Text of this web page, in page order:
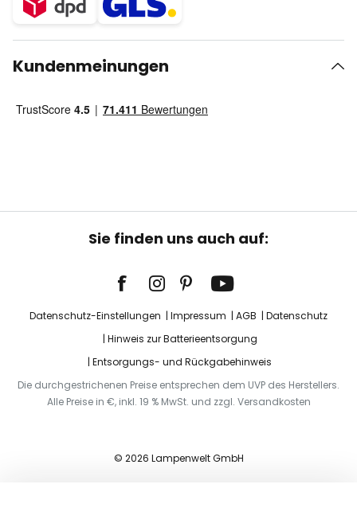
Kundenmeinungen
Sie finden uns auch auf:
Datenschutz-Einstellungen Impressum AGB
Datenschutz
Hinweis zur Batterieentsorgung
Entsorgungs- und Rückgabehinweis
Die durchgestrichenen Preise entsprechen dem UVP des Herstellers.
Alle Preise in €, inkl. 19 % MwSt. und zzgl. Versandkosten
© 2026 Lampenwelt GmbH